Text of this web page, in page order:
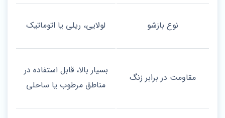
نوع بازشو لولایی، ریلی یا اتوماتیک
مقاومت در برابر زنگ
بسیار بالا، قابل استفاده در
مناطق مرطوب یا ساحلی